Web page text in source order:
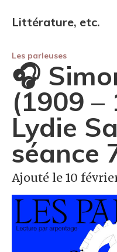
Littérature, etc.
Les parleuses
🎧
(1909 –
Lydie
séance
Ajouté le 10